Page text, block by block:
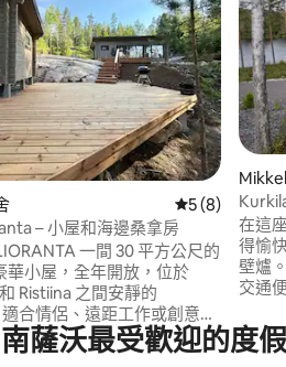
平均評分（滿分 5 分）
從 8 則評價中
5 (8)
– 小屋和海邊桑拿房
一間 30 平方公尺的
華小屋，全年開放，位於
Ristiina 之間安靜的
合情侶、遠距工作或創意度
勝地。 這裡沒有轟鳴的汽車
，您周圍有松樹、湖泊和岩
在這
得愉
壁爐
交通
區出
南薩沃最受歡迎的度